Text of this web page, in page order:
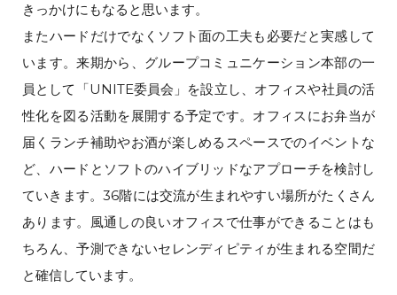
きっかけにもなると思います。
またハードだけでなくソフト面の工夫も必要だと実感して
います。来期から、グループコミュニケーション本部の一
員として「UNITE委員会」を設立し、オフィスや社員の活
性化を図る活動を展開する予定です。オフィスにお弁当が
届くランチ補助やお酒が楽しめるスペースでのイベントな
ど、ハードとソフトのハイブリッドなアプローチを検討し
ていきます。36階には交流が生まれやすい場所がたくさん
あります。風通しの良いオフィスで仕事ができることはも
ちろん、予測できないセレンディピティが生まれる空間だ
と確信しています。